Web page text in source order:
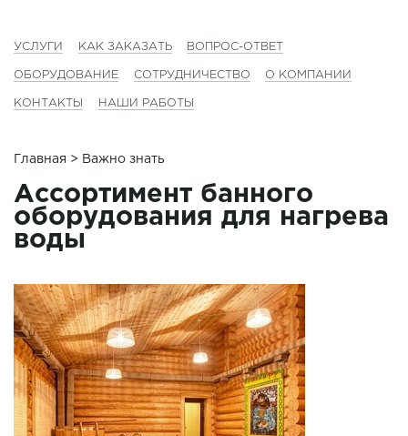
УСЛУГИ КАК ЗАКАЗАТЬ ВОПРОС-ОТВЕТ
ОБОРУДОВАНИЕ СОТРУДНИЧЕСТВО О КОМПАНИИ
КОНТАКТЫ НАШИ РАБОТЫ
Главная > Важно знать
Ассортимент банного
оборудования для нагрева
воды